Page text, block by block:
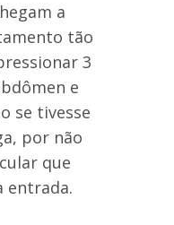
a
tão
3
e
se tivesse
por não
que
entrada.